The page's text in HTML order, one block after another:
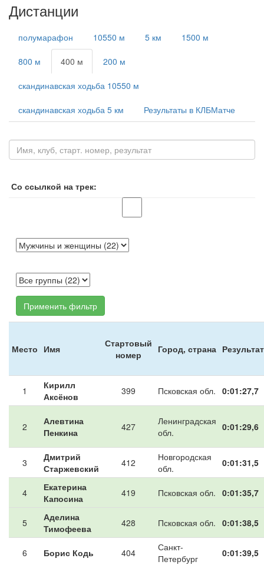
Дистанции
полумарафон 10550 м 5 км 1500 м
800 м 400 м 200 м
скандинавская ходьба 10550 м
скандинавская ходьба 5 км Результаты в КЛБМатче
Со ссылкой на трек:
Применить фильтр
Место Имя
Стартовый
номер
Город, страна Результат
1
Кирилл
Аксёнов
399 Псковская обл. 0:01:27,7
2
Алевтина
Пенкина
427
Ленинградская
обл.
0:01:29,6
3
Дмитрий
Старжевский
412
Новгородская
обл.
0:01:31,5
4
Екатерина
Капосина
419 Псковская обл. 0:01:35,7
5
Аделина
Тимофеева
428 Псковская обл. 0:01:38,5
6 Борис Кодь 404
Санкт-
Петербург
0:01:39,5